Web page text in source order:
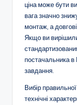
ціна може бути
вага значно
монтаж, а
Якщо ви
постачальника в
завдання.
Вибір
технічні